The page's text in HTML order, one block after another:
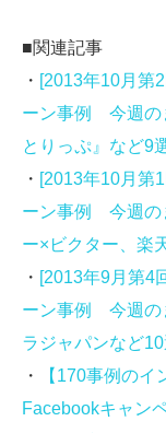
■関連記事
・ [2013年10月第
ーン事例 今週の
とりっぷ』など9
・ [2013年10月第
ーン事例 今週の
ー×ビクター、楽
・ [2013年9月第4
ーン事例 今週の
ラジャパンなど10
・
【170事例のイ
Facebookキャン